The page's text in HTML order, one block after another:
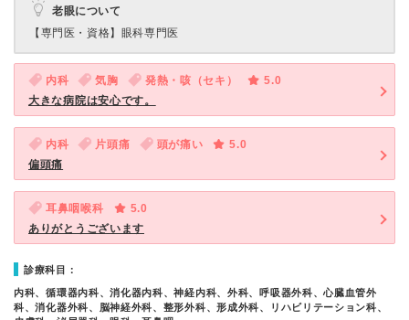
老眼について
【専門医・資格】 眼科専門医
内科 気胸 発熱・咳（セキ）
5.0
大きな病院は安心です。
内科 片頭痛 頭が痛い
5.0
偏頭痛
耳鼻咽喉科
5.0
ありがとうございます
診療科目：
内科、循環器内科、消化器内科、神経内科、外科、呼吸器外科、心臓血管外
科、消化器外科、脳神経外科、整形外科、形成外科、リハビリテーション科、